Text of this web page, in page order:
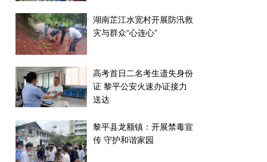
湖南芷江水宽村开展防汛救
灾与群众“心连心”
高考首日二名考生遗失身份
证 黎平公安火速办证接力
送达
黎平县龙额镇：开展禁毒宣
传 守护和谐家园